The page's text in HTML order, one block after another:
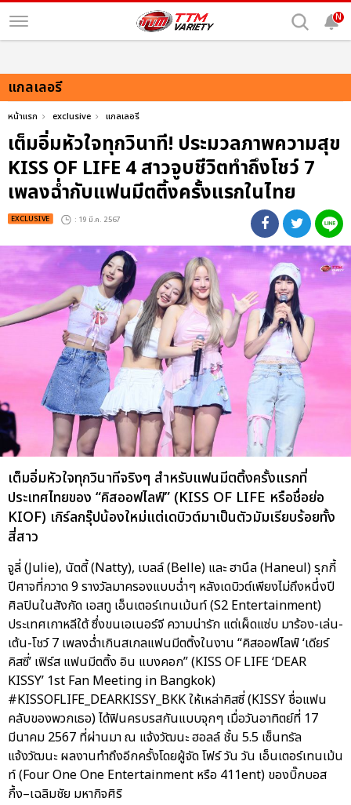
N
แกลเลอรี
หน้าแรก exclusive แกลเลอรี
เต็มอิ่มหัวใจทุกวินาที! ประมวลภาพความสุข
KISS OF LIFE 4 สาวจูบชีวิตทำถึงโชว์ 7
เพลงฉ่ำกับแฟนมีตติ้งครั้งแรกในไทย
EXCLUSIVE : 19 มี.ค. 2567
เต็มอิ่มหัวใจทุกวินาทีจริงๆ สำหรับแฟนมีตติ้งครั้งแรกที่
ประเทศไทยของ “คิสออฟไลฟ์” (KISS OF LIFE หรือชื่อย่อ
KIOF) เกิร์ลกรุ๊ปน้องใหม่แต่เดบิวต์มาเป็นตัวมัมเรียบร้อยทั้ง
สี่สาว
จูลี่ (Julie), นัตตี้ (Natty), เบลล์ (Belle) และ ฮานึล (Haneul) รุกกี้
ปีศาจที่กวาด 9 รางวัลมาครองแบบฉ่ำๆ หลังเดบิวต์เพียงไม่ถึงหนึ่งปี
ศิลปินในสังกัด เอสทู เอ็นเตอร์เทนเม้นท์ (S2 Entertainment)
ประเทศเกาหลีใต้ ซึ่งขนเอเนอร์จี ความน่ารัก แต่เผ็ดแซ่บ มาร้อง-เล่น-
เต้น-โชว์ 7 เพลงฉ่ำเกินสเกลแฟนมีตติ้งในงาน “คิสออฟไลฟ์ ‘เดียร์
คิสซี่’ เฟิร์ส แฟนมีตติ้ง อิน แบงคอก” (KISS OF LIFE ‘DEAR
KISSY’ 1st Fan Meeting in Bangkok)
#KISSOFLIFE_DEARKISSY_BKK ให้เหล่าคิสซี่ (KISSY ชื่อแฟน
คลับของพวกเธอ) ได้ฟินครบรสกันแบบจุกๆ เมื่อวันอาทิตย์ที่ 17
มีนาคม 2567 ที่ผ่านมา ณ แจ้งวัฒนะ ฮอลล์ ชั้น 5.5 เซ็นทรัล
แจ้งวัฒนะ ผลงานทำถึงอีกครั้งโดยผู้จัด โฟร์ วัน วัน เอ็นเตอร์เทนเม้น
ท์ (Four One One Entertainment หรือ 411ent) ของบิ๊กบอส
กึ้ง–เฉลิมชัย มหากิจศิริ